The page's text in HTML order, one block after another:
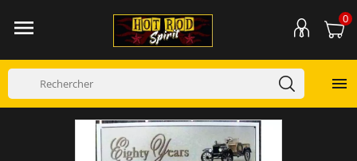
 0
